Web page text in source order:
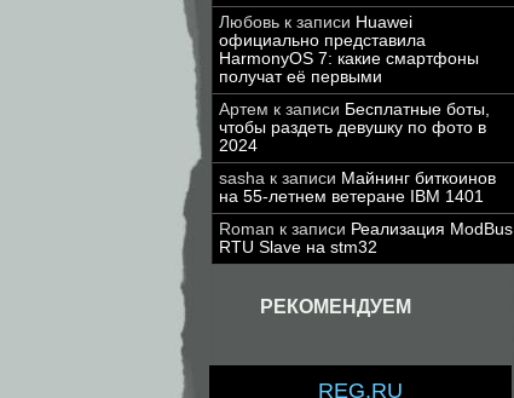
Любовь к записи Huawei
официально представила
HarmonyOS 7: какие смартфоны
получат её первыми
Артем к записи Бесплатные боты,
чтобы раздеть девушку по фото в
2024
sasha к записи Майнинг биткоинов
на 55-летнем ветеране IBM 1401
Roman к записи Реализация ModBus
RTU Slave на stm32
РЕКОМЕНДУЕМ
REG.RU